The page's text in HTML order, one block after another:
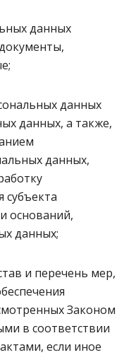
данных
данных
данных, а также,
данных,
субъекта
оснований,
данных;
и перечень мер,
Законом
в соответствии
если иное